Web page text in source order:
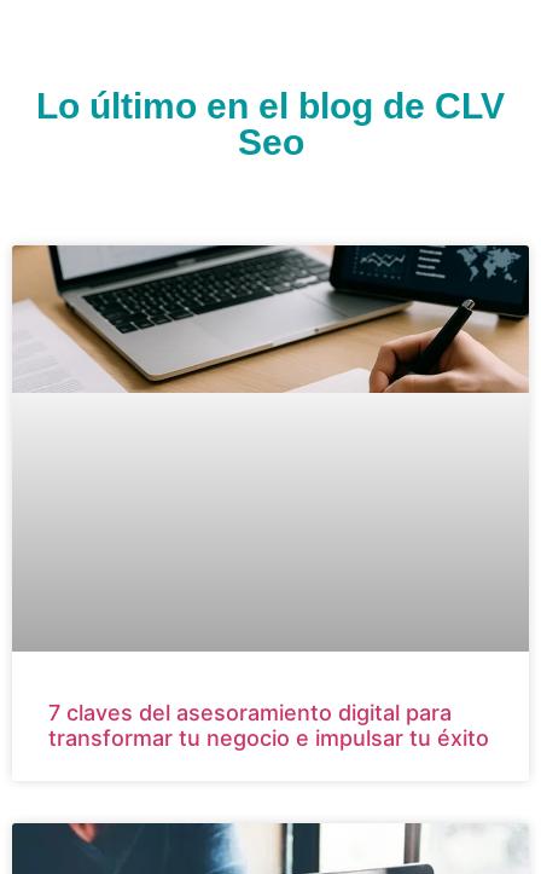
Lo último en el blog de CLV
Seo
7 claves del asesoramiento digital para
transformar tu negocio e impulsar tu éxito